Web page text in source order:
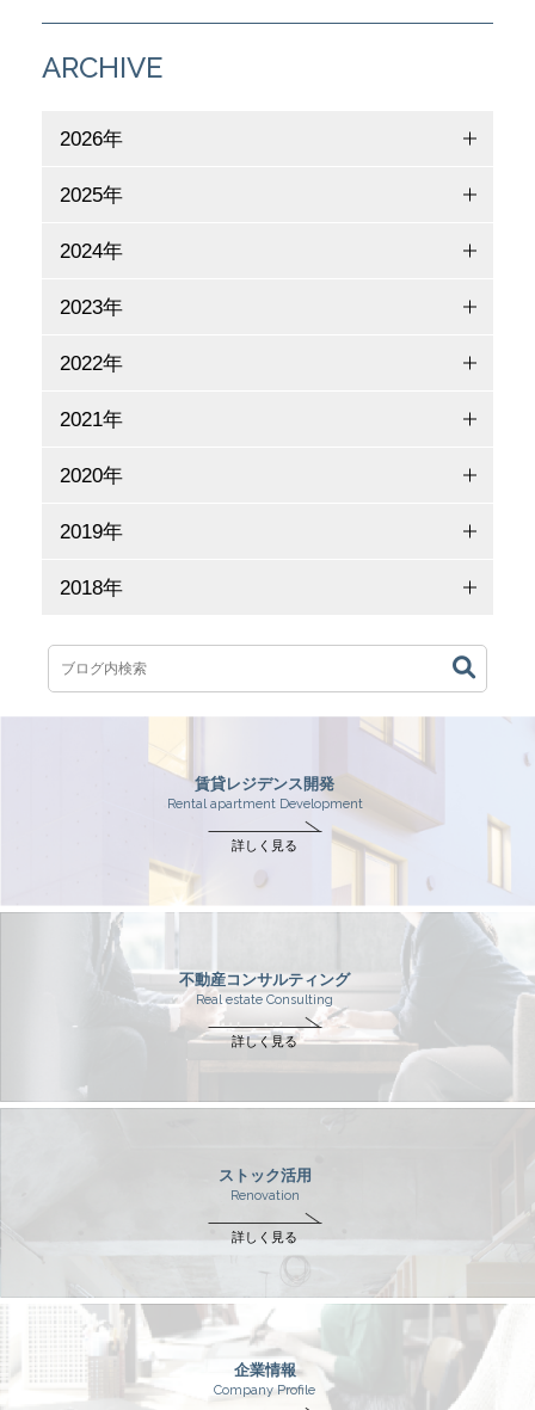
ARCHIVE
2026年
2025年
2024年
2023年
2022年
2021年
2020年
2019年
2018年
賃貸レジデンス開発
Rental apartment Development
詳しく見る
不動産コンサルティング
Real estate Consulting
詳しく見る
ストック活用
Renovation
詳しく見る
企業情報
Company Profile